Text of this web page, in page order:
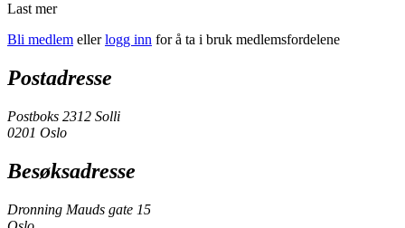
Last mer
Bli medlem ellerlogg inn for å ta i bruk medlemsfordelene
Postadresse
Postboks 2312 Solli
0201 Oslo
Besøksadresse
Dronning Mauds gate 15